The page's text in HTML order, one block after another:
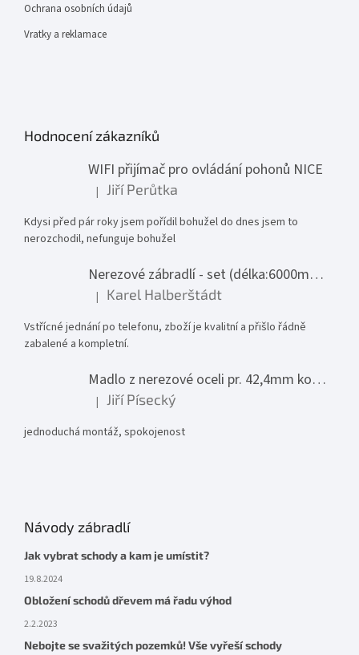
Ochrana osobních údajů
Vratky a reklamace
Hodnocení zákazníků
WIFI přijímač pro ovládání pohonů NICE
Hodnocení produktu je 1 z 5 hvězdiček.
| Jiří Perůtka
Kdysi před pár roky jsem pořídil bohužel do dnes jsem to
nerozchodil, nefunguje bohužel
Nerezové zábradlí - set (délka:6000mm x výška:1000mm)
Hodnocení produktu je 5 z 5 hvězdiček.
| Karel Halberštádt
Vstřícné jednání po telefonu, zboží je kvalitní a přišlo řádně
zabalené a kompletní.
Madlo z nerezové oceli pr. 42,4mm komplet - model 0116 - 3000mm
Hodnocení produktu je 5 z 5 hvězdiček.
| Jiří Písecký
jednoduchá montáž, spokojenost
Návody zábradlí
Jak vybrat schody a kam je umístit?
19.8.2024
Obložení schodů dřevem má řadu výhod
2.2.2023
Nebojte se svažitých pozemků! Vše vyřeší schody